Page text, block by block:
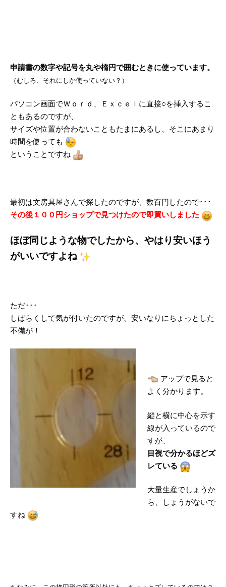
申請書の数字や記号を丸や楕円で囲むときに使っています。
（むしろ、それにしか使っていない？）
パソコン画面でＷｏｒｄ、Ｅｘｃｅｌに直接○を挿入するこ
ともあるのですが、
サイズや位置が合わないこともたまにあるし、そこにあまり
時間を使っても
ということですね
最初は文房具屋さんで探したのですが、数百円したので･･･
その後１００円ショップで見つけたので即買いしました
ほぼ同じような物でしたから、やはり安いほう
がいいですよね
ただ･･･
しばらくして気が付いたのですが、安いなりにちょっとした
不備が！
アップで見ると
よく分かります。
縦と横に中心を示す
線が入っているので
すが、
目視で分かるほどズ
レている
大量生産でしょうか
ら、しょうがないで
すね